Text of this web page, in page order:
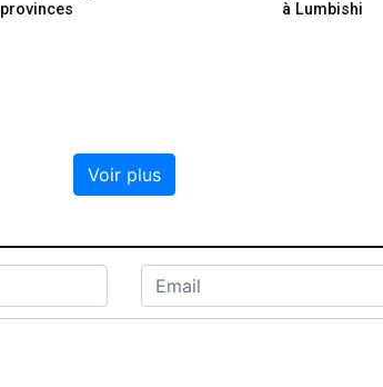
provinces
à Lumbishi
Voir plus